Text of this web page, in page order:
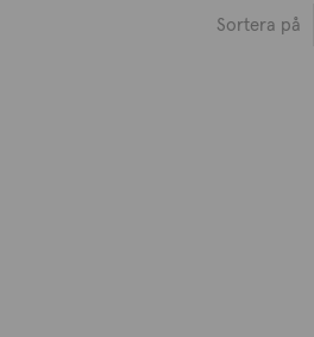
Sortera på